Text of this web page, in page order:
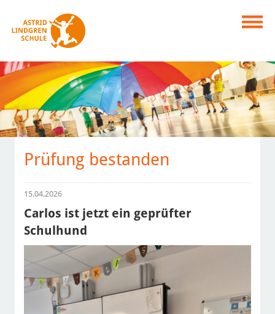
Prüfung bestanden
15.04.2026
Carlos ist jetzt ein geprüfter
Schulhund